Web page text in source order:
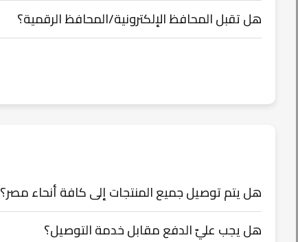
هل تقبل المحافظ الإلكترونية/المحافظ الرقمية؟
هل يتم توصيل جميع المنتجات إلى كافة أنحاء مصر؟
هل يجب عليّ الدفع مقابل خدمة التوصيل؟